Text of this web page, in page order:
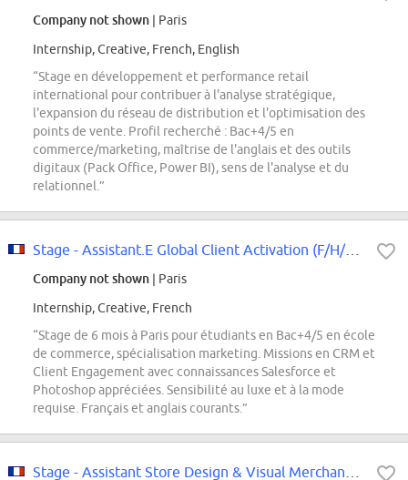
Company not shown | Paris
Internship, Creative, French, English
“Stage en développement et performance retail
international pour contribuer à l'analyse stratégique,
l'expansion du réseau de distribution et l'optimisation des
points de vente. Profil recherché : Bac+4/5 en
commerce/marketing, maîtrise de l'anglais et des outils
digitaux (Pack Office, Power BI), sens de l'analyse et du
relationnel.”
Stage - Assistant.E Global Client Activation (F/H/X) - Janvier 2027
Company not shown | Paris
Internship, Creative, French
“Stage de 6 mois à Paris pour étudiants en Bac+4/5 en école
de commerce, spécialisation marketing. Missions en CRM et
Client Engagement avec connaissances Salesforce et
Photoshop appréciées. Sensibilité au luxe et à la mode
requise. Français et anglais courants.”